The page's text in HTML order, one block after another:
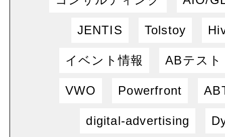
JENTIS Tolstoy
イベント情報 ABテスト
VWO Powerfront
digital-advertising